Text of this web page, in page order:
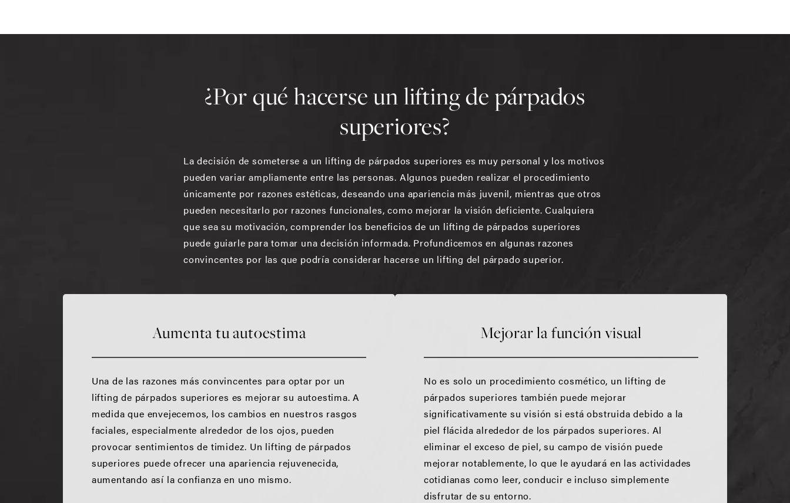
¿Por qué hacerse un lifting de párpados
superiores?
La decisión de someterse a un lifting de párpados superiores es muy personal y los motivos
pueden variar ampliamente entre las personas. Algunos pueden realizar el procedimiento
únicamente por razones estéticas, deseando una apariencia más juvenil, mientras que otros
pueden necesitarlo por razones funcionales, como mejorar la visión deficiente. Cualquiera
que sea su motivación, comprender los beneficios de un lifting de párpados superiores
puede guiarle para tomar una decisión informada. Profundicemos en algunas razones
convincentes por las que podría considerar hacerse un lifting del párpado superior.
Aumenta tu autoestima
Una de las razones más convincentes para optar por un
lifting de párpados superiores es mejorar su autoestima. A
medida que envejecemos, los cambios en nuestros rasgos
faciales, especialmente alrededor de los ojos, pueden
provocar sentimientos de timidez. Un lifting de párpados
superiores puede ofrecer una apariencia rejuvenecida,
aumentando así la confianza en uno mismo.
Mejorar la función visual
No es solo un procedimiento cosmético, un lifting de
párpados superiores también puede mejorar
significativamente su visión si está obstruida debido a la
piel flácida alrededor de los párpados superiores. Al
eliminar el exceso de piel, su campo de visión puede
mejorar notablemente, lo que le ayudará en las actividades
cotidianas como leer, conducir e incluso simplemente
disfrutar de su entorno.